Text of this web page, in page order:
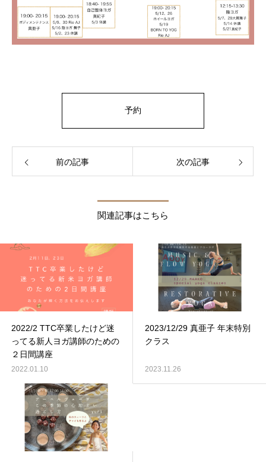
予約
前の記事 次の記事
関連記事はこちら
2022/2 TTC卒業したけど迷
ってる新人ヨガ講師のための
２日間講座
2022.01.10
2023/12/29 真亜子 年末特別
クラス
2023.11.26